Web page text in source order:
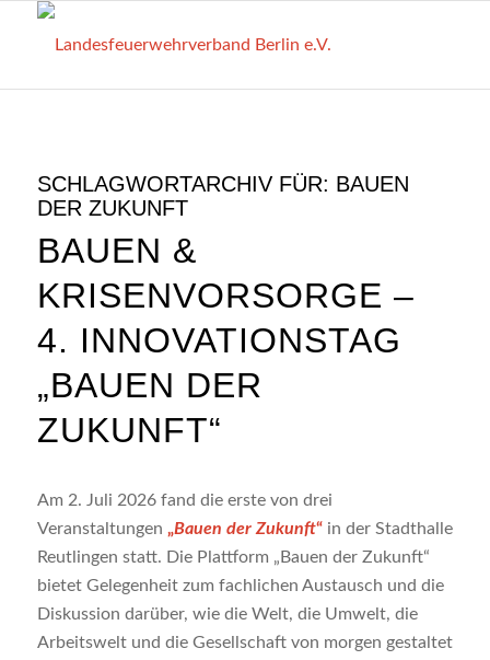
SCHLAGWORTARCHIV FÜR: BAUEN
DER ZUKUNFT
BAUEN &
KRISENVORSORGE –
4. INNOVATIONSTAG
„BAUEN DER
ZUKUNFT“
Am 2. Juli 2026 fand die erste von drei
Veranstaltungen „Bauen der Zukunft“in der Stadthalle
Reutlingen statt. Die Plattform „Bauen der Zukunft“
bietet Gelegenheit zum fachlichen Austausch und die
Diskussion darüber, wie die Welt, die Umwelt, die
Arbeitswelt und die Gesellschaft von morgen gestaltet